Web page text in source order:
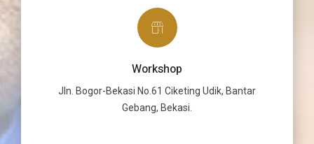
Workshop
Jln. Bogor-Bekasi No.61 Ciketing Udik, Bantar
Gebang, Bekasi.